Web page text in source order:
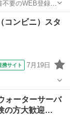
不要のWEB登録
！富士山周辺！20
コンビニ）スタ
携サイト 7月19日
月/火/水/木/金 な
ォーターサーバ
の方大歓迎…